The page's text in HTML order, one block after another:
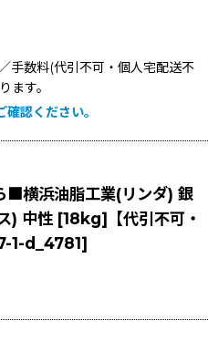
手数料(代引不可・個人宅配送不
ます。
認ください。
■横浜油脂工業(リンダ) 銀
) 中性 [18kg]【代引不可・
1-d_4781]